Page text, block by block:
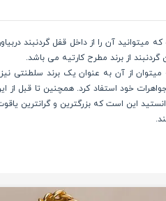
آن را از داخل قفل گردنبند
از برند مطرح کارتیه می باشد.
خود استفاد کرد. همچنین تا قبل از
این است که بزرگترین و گرانترین